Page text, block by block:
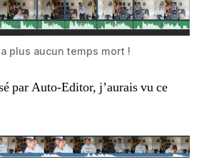
a plus aucun temps mort !
par Auto-Editor, j’aurais vu ce